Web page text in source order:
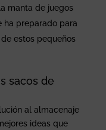
manta de juegos
ha preparado para
de estos pequeños
sacos de
al almacenaje
ideas que